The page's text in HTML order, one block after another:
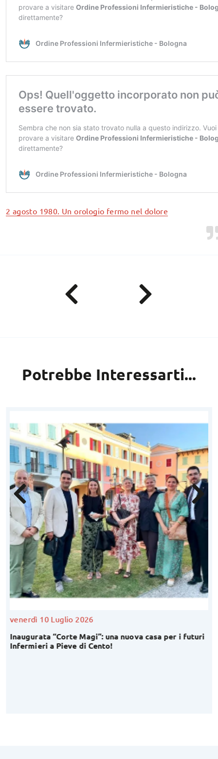
2 agosto 1980. Un orologio fermo nel dolore
Potrebbe Interessarti...
venerdì 10 Luglio 2026
Inaugurata “Corte Magi”: una nuova casa per i futuri
Infermieri a Pieve di Cento!